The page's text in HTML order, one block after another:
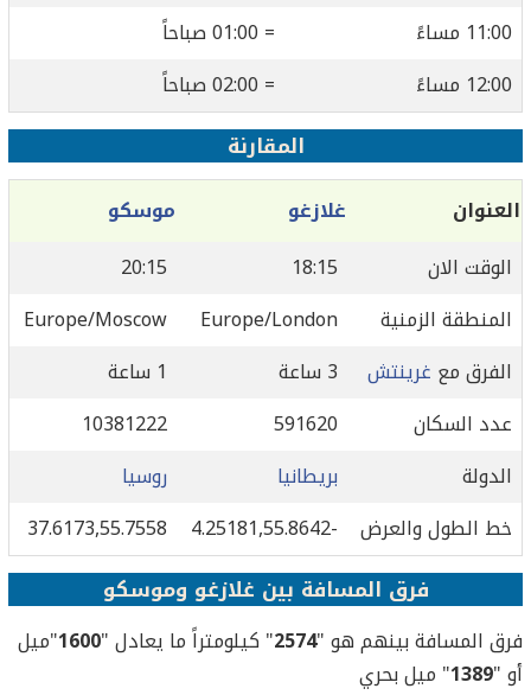
11:00 مساءً
= 01:00 صباحاً
12:00 مساءً
= 02:00 صباحاً
المقارنة
العنوان غلازغو
موسكو
الوقت الان
18:15
20:15
المنطقة الزمنية
Europe/London
Europe/Moscow
الفرق مع غرينتش 3 ساعة
1 ساعة
عدد السكان
591620
10381222
الدولة
بريطانيا
روسيا
خط الطول والعرض
-4.25181,55.8642
37.6173,55.7558
فرق المسافة بين غلازغو وموسكو
فرق المسافة بينهم هو "2574" كيلومتراً ما يعادل "1600"ميل
أو "1389" ميل بحري